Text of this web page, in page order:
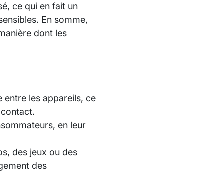
ce qui en fait un
En somme,
dont les
entre les appareils, ce
en leur
des jeux ou des
des